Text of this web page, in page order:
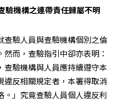
驗機構之連帶責任歸屬不明
查驗人員與查驗機構個別之倫
而，查驗指引中卻亦表明：
查驗機構與人員應持續遵守本
反相關規定者，本署得取消
。」究竟查驗人員個人違反利